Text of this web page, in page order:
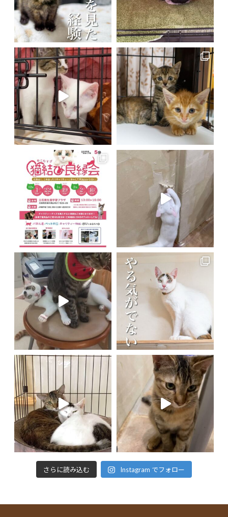
さらに読み込む Instagram でフォロー